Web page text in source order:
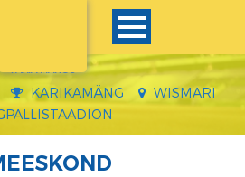
KARIKAMÄNG
WISMARI